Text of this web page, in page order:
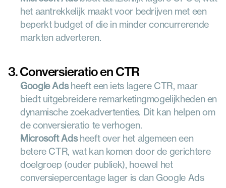
het aantrekkelijk maakt voor bedrijven met een
beperkt budget of die in minder concurrerende
markten adverteren.
3. Conversieratio en CTR
Google Ads heeft een iets lagere CTR, maar
biedt uitgebreidere remarketingmogelijkheden en
dynamische zoekadvertenties. Dit kan helpen om
de conversieratio te verhogen.
Microsoft Ads heeft over het algemeen een
betere CTR, wat kan komen door de gerichtere
doelgroep (ouder publiek), hoewel het
conversiepercentage lager is dan Google Ads